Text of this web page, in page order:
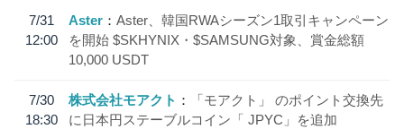
7/31
12:00
Aster
Aster、韓国RWAシーズン1取引キャンペーン
を開始 $SKHYNIX・$SAMSUNG対象、賞金総額
10,000 USDT
7/30
18:30
株式会社モアクト
「モアクト」 のポイント交換先
に日本円ステーブルコイン「 JPYC」を追加